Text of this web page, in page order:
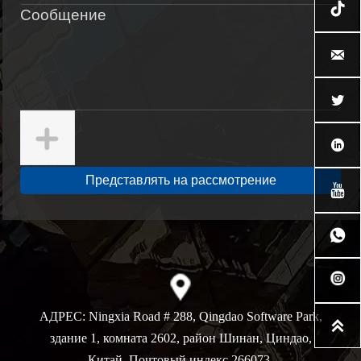
Представлять на рассмотрение
АДРЕС: Ningxia Road # 288, Qingdao Software Park,
здание 1, комната 2602, район Шинан, Циндао,






